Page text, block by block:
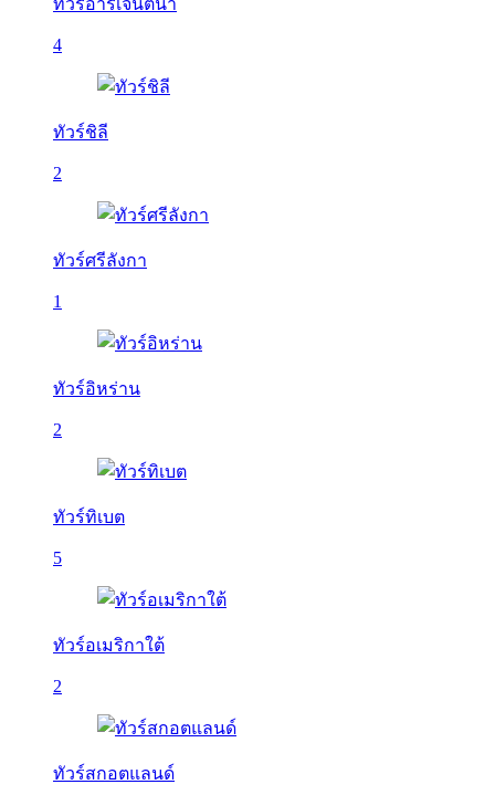
ทัวร์อาร์เจนติน่า
4
ทัวร์ชิลี
2
ทัวร์ศรีลังกา
1
ทัวร์อิหร่าน
2
ทัวร์ทิเบต
5
ทัวร์อเมริกาใต้
2
ทัวร์สกอตแลนด์